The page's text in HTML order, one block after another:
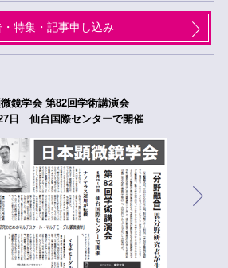
・特集・記事申し込み
微鏡学会 第82回学術講演会
日 仙台国際センターで開催